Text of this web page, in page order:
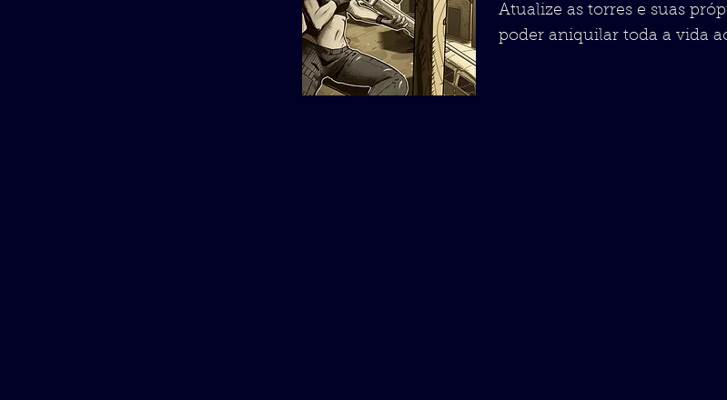
Atualize as torres e suas
poder aniquilar toda a vida